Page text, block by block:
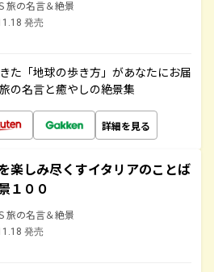
旅の名言＆絶景
発売
た「地球の歩き方」があなたにお届
の名言と癒やしの絶景集
詳細を見る
楽しみ尽くすイタリアのことば
１００
旅の名言＆絶景
発売